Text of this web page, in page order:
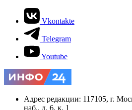
Vkontakte
Telegram
Youtube
Адрес редакции: 117105, г.
наб., д. 6, к. 1